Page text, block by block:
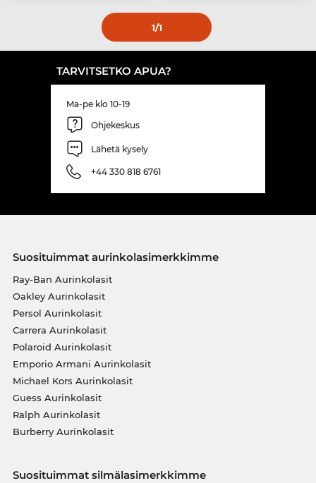
1/1
TARVITSETKO APUA?
Ma-pe klo 10-19
Ohjekeskus
Lähetä kysely
+44 330 818 6761
Suosituimmat aurinkolasimerkkimme
Ray-Ban Aurinkolasit
Oakley Aurinkolasit
Persol Aurinkolasit
Carrera Aurinkolasit
Polaroid Aurinkolasit
Emporio Armani Aurinkolasit
Michael Kors Aurinkolasit
Guess Aurinkolasit
Ralph Aurinkolasit
Burberry Aurinkolasit
Suosituimmat silmälasimerkkimme